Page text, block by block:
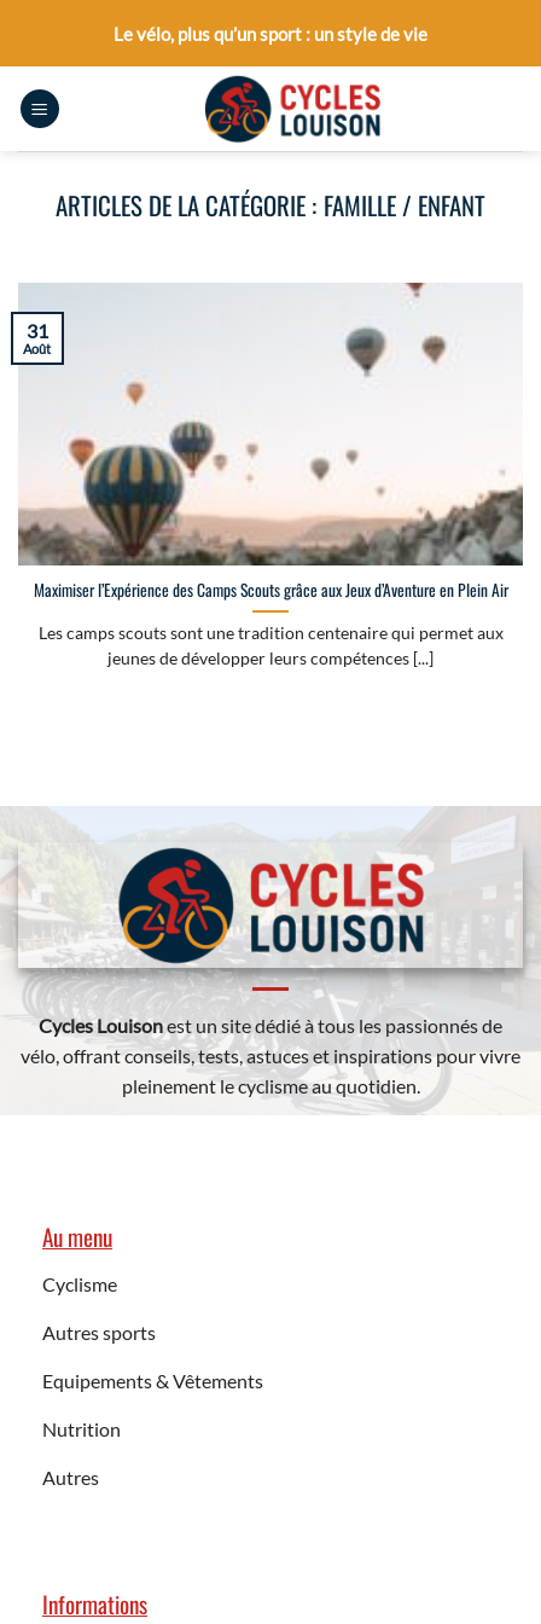
contenu
Le vélo, plus qu’un sport : un style de vie
FAMILLE / ENFANT
Maximiser l’Expérience des Camps Scouts grâce aux Jeux d’Aventure en Plein Air
Les camps scouts sont une tradition centenaire qui permet aux
jeunes de développer leurs compétences [...]
31
Août
Cycles Louisonest un site dédié à tous les passionnés de
vélo, offrant conseils, tests, astuces et inspirations pour vivre
pleinement le cyclisme au quotidien.
Au menu
Cyclisme
Autres sports
Equipements & Vêtements
Nutrition
Autres
Informations